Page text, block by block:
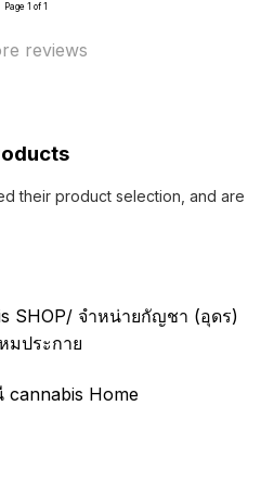
Page 1 of 1
reviews
their product selection, and are
SHOP/ จำหน่ายกัญชา (อุดร)
มประกาย
cannabis Home